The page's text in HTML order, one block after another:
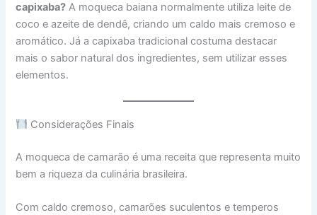
capixaba? A moqueca baiana normalmente utiliza leite de
coco e azeite de dendê, criando um caldo mais cremoso e
aromático. Já a capixaba tradicional costuma destacar
mais o sabor natural dos ingredientes, sem utilizar esses
elementos.
Considerações Finais
A moqueca de camarão é uma receita que representa muito
bem a riqueza da culinária brasileira.
Com caldo cremoso, camarões suculentos e temperos